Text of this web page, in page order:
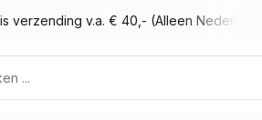
Voor 16.00 uur besteld, morgen in huis